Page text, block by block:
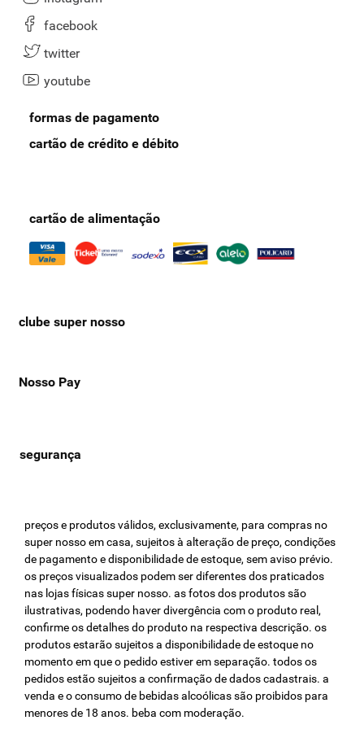
em geral, sacos de lixo e muito mais.
Supernosso!
facebook
twitter
youtube
formas de pagamento
cartão de crédito e débito
cartão de alimentação
clube super nosso
Nosso Pay
preços e produtos válidos, exclusivamente, para compras no
super nosso em casa, sujeitos à alteração de preço, condições
de pagamento e disponibilidade de estoque, sem aviso prévio.
os preços visualizados podem ser diferentes dos praticados
nas lojas físicas super nosso. as fotos dos produtos são
ilustrativas, podendo haver divergência com o produto real,
confirme os detalhes do produto na respectiva descrição. os
produtos estarão sujeitos a disponibilidade de estoque no
momento em que o pedido estiver em separação. todos os
pedidos estão sujeitos a confirmação de dados cadastrais. a
venda e o consumo de bebidas alcoólicas são proibidos para
menores de 18 anos. beba com moderação.